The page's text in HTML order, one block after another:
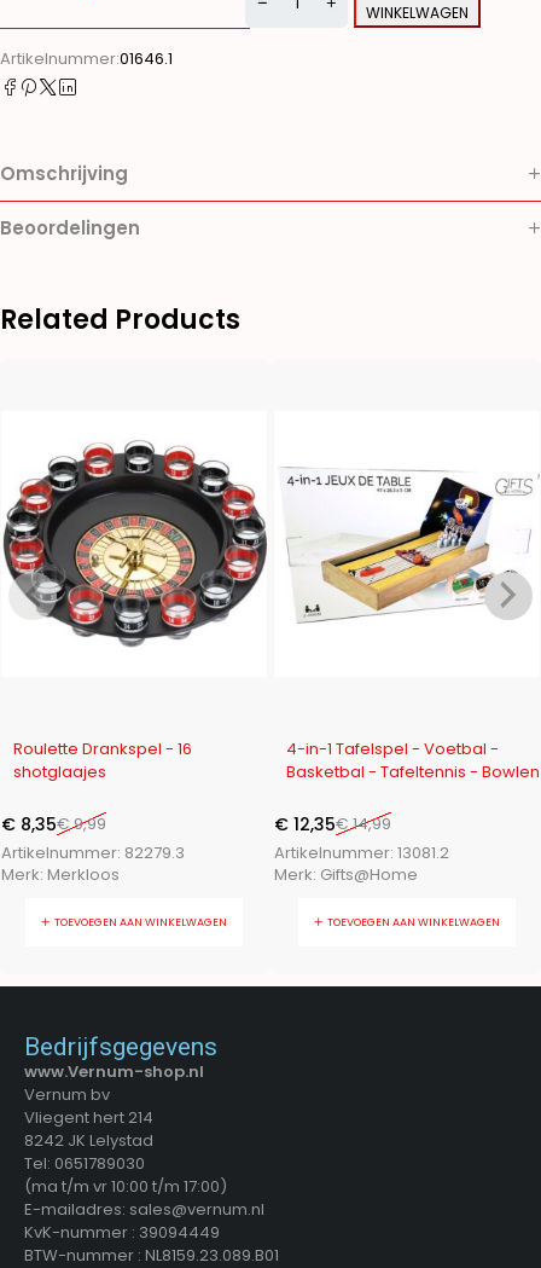
WINKELWAGEN
Alternative:
Artikelnummer:01646.1
Omschrijving
Beoordelingen
Related Products
Roulette Drankspel - 16
shotglaajes
€9,99
€ 8,35
Artikelnummer: 82279.3
Merk: Merkloos
TOEVOEGEN AAN WINKELWAGEN
4-in-1 Tafelspel - Voetbal -
Basketbal - Tafeltennis - Bowlen
€14,99
€ 12,35
Artikelnummer:13081.2
Merk: Gifts@Home
TOEVOEGEN AAN WINKELWAGEN
Bedrijfsgegevens
www.Vernum-shop.nl
Vernum bv
Vliegent hert 214
8242 JK Lelystad
Tel: 0651789030
(ma t/m vr 10:00 t/m 17:00)
E-mailadres: sales@vernum.nl
KvK-nummer : 39094449
BTW-nummer : NL8159.23.089.B01